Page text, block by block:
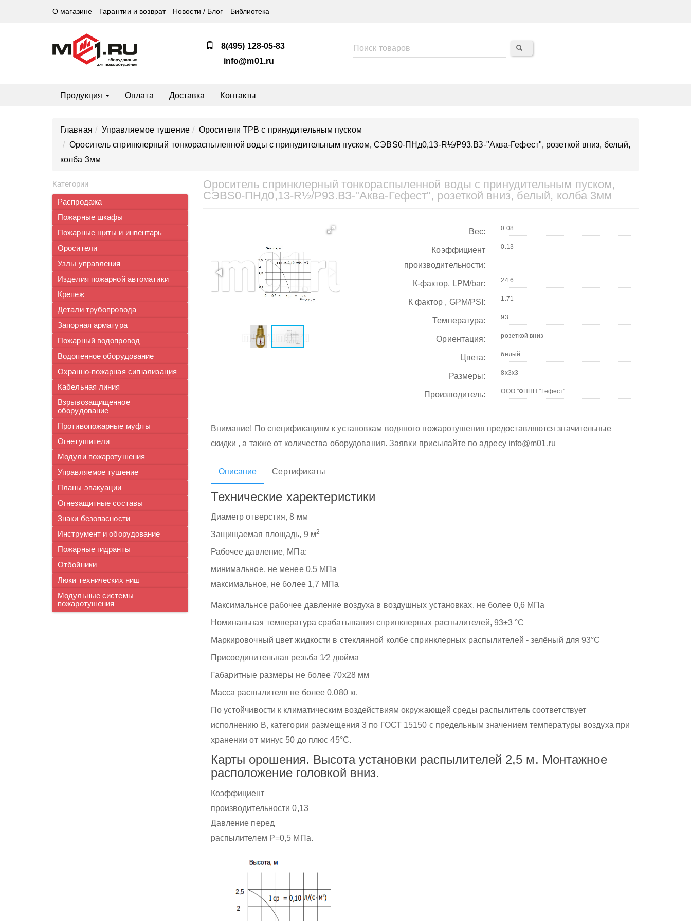
О магазине Гарантии и возврат Новости / Блог Библиотека
8(495) 128-05-83
info@m01.ru
Продукция Оплата Доставка Контакты
Главная Управляемое тушение
Оросители ТРВ с принудительным пуском
Ороситель спринклерный тонкораспыленной воды с принудительным пуском, СЭВS0-ПНд0,13-R½/Р93.ВЗ-"Аква-Гефест", розеткой вниз, белый,
колба 3мм
Категории
Распродажа
Пожарные шкафы
Пожарные щиты и инвентарь
Оросители
Узлы управления
Изделия пожарной автоматики
Крепеж
Детали трубопровода
Запорная арматура
Пожарный водопровод
Водопенное оборудование
Охранно-пожарная сигнализация
Кабельная линия
Взрывозащищенное
оборудование
Противопожарные муфты
Огнетушители
Модули пожаротушения
Управляемое тушение
Планы эвакуации
Огнезащитные составы
Знаки безопасности
Инструмент и оборудование
Пожарные гидранты
Отбойники
Люки технических ниш
Модульные системы
пожаротушения
Ороситель спринклерный тонкораспыленной воды с принудительным пуском,
СЭВS0-ПНд0,13-R½/Р93.ВЗ-"Аква-Гефест", розеткой вниз, белый, колба 3мм
Вес:
Коэффициент
производительности:
К-фактор, LPM/bar:
К фактор , GPM/PSI:
Температура:
Ориентация:
Цвета:
Размеры:
Производитель:
Внимание! По спецификациям к установкам водяного пожаротушения предоставляются значительные
скидки , а также от количества оборудования. Заявки присылайте по адресу info@m01.ru
Описание Сертификаты
Технические харектеристики
Диаметр отверстия, 8 мм
Защищаемая площадь, 9 м2
Рабочее давление, МПа:
минимальное, не менее 0,5 МПа
максимальное, не более 1,7 МПа
Максимальное рабочее давление воздуха в воздушных установках, не более 0,6 МПа
Номинальная температура срабатывания спринклерных распылителей, 93±3 °С
Маркировочный цвет жидкости в стеклянной колбе спринклерных распылителей - зелёный для 93°С
Присоединительная резьба 1⁄2 дюйма
Габаритные размеры не более 70х28 мм
Масса распылителя не более 0,080 кг.
По устойчивости к климатическим воздействиям окружающей среды распылитель соответствует
исполнению В, категории размещения 3 по ГОСТ 15150 с предельным значением температуры воздуха при
хранении от минус 50 до плюс 45°С.
Карты орошения. Высота установки распылителей 2,5 м. Монтажное
расположение головкой вниз.
Коэффициент
производительности 0,13
Давление перед
распылителем Р=0,5 МПа.